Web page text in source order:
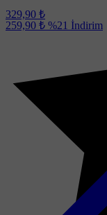
329,90 ₺
259,90 ₺ %21 İndirim